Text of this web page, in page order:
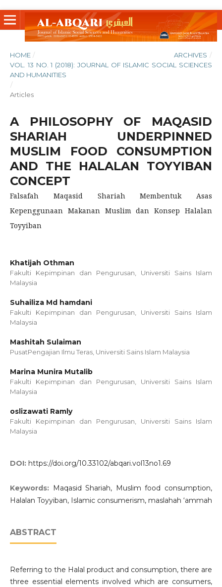
HOME / ARCHIVES /
VOL. 13 NO. 1 (2018): JOURNAL OF ISLAMIC SOCIAL SCIENCES
AND HUMANITIES
/
Articles
A PHILOSOPHY OF MAQASID
SHARIAH UNDERPINNED
MUSLIM FOOD CONSUMPTION
AND THE HALALAN TOYYIBAN
CONCEPT
Falsafah Maqasid Shariah Membentuk Asas
Kepenggunaan Makanan Muslim dan Konsep Halalan
Toyyiban
Khatijah Othman
Fakulti Kepimpinan dan Pengurusan, Universiti Sains Islam
Malaysia
Suhailiza Md hamdani
Fakulti Kepimpinan dan Pengurusan, Universiti Sains Islam
Malaysia
Mashitah Sulaiman
PusatPengajian Ilmu Teras, Universiti Sains Islam Malaysia
Marina Munira Mutalib
Fakulti Kepimpinan dan Pengurusan, Universiti Sains Islam
Malaysia
oslizawati Ramly
Fakulti Kepimpinan dan Pengurusan, Universiti Sains Islam
Malaysia
DOI: https://doi.org/10.33102/abqari.vol13no1.69
Keywords: Maqasid Shariah, Muslim food consumption,
Halalan Toyyiban, Islamic consumerism, maslahah ‘ammah
ABSTRACT
Referring to the Halal product and consumption, there are
three essential elements involved which are consumers,